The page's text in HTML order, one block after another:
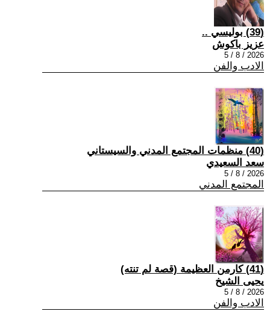
(39) بوليسي ..
عزيز باكوش
2026 / 8 / 5
الادب والفن
(40) منظمات المجتمع المدني والسيستاني
سعد السعيدي
2026 / 8 / 5
المجتمع المدني
(41) كارمن العظيمة (قصة لم تنته)
يحيى الشيخ
2026 / 8 / 5
الادب والفن